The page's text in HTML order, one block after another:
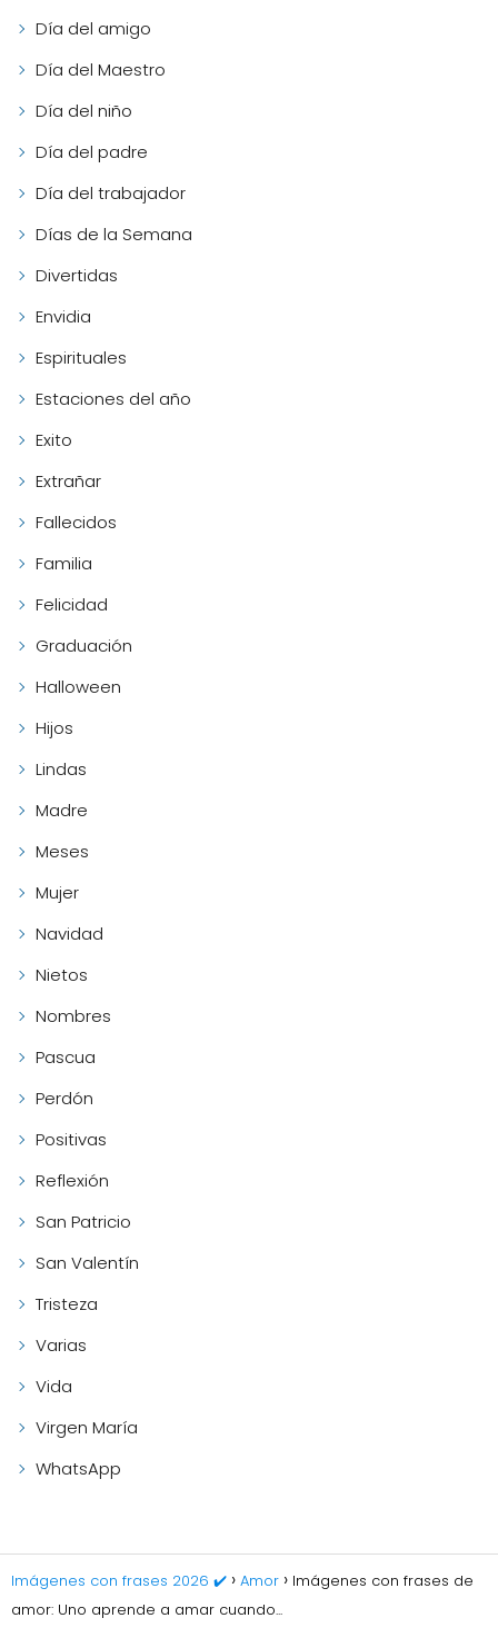
Día del amigo
Día del Maestro
Día del niño
Día del padre
Día del trabajador
Días de la Semana
Divertidas
Envidia
Espirituales
Estaciones del año
Exito
Extrañar
Fallecidos
Familia
Felicidad
Graduación
Halloween
Hijos
Lindas
Madre
Meses
Mujer
Navidad
Nietos
Nombres
Pascua
Perdón
Positivas
Reflexión
San Patricio
San Valentín
Tristeza
Varias
Vida
Virgen María
WhatsApp
Imágenes con frases 2026 ✔️ Amor
Imágenes con frases de
amor: Uno aprende a amar cuando...